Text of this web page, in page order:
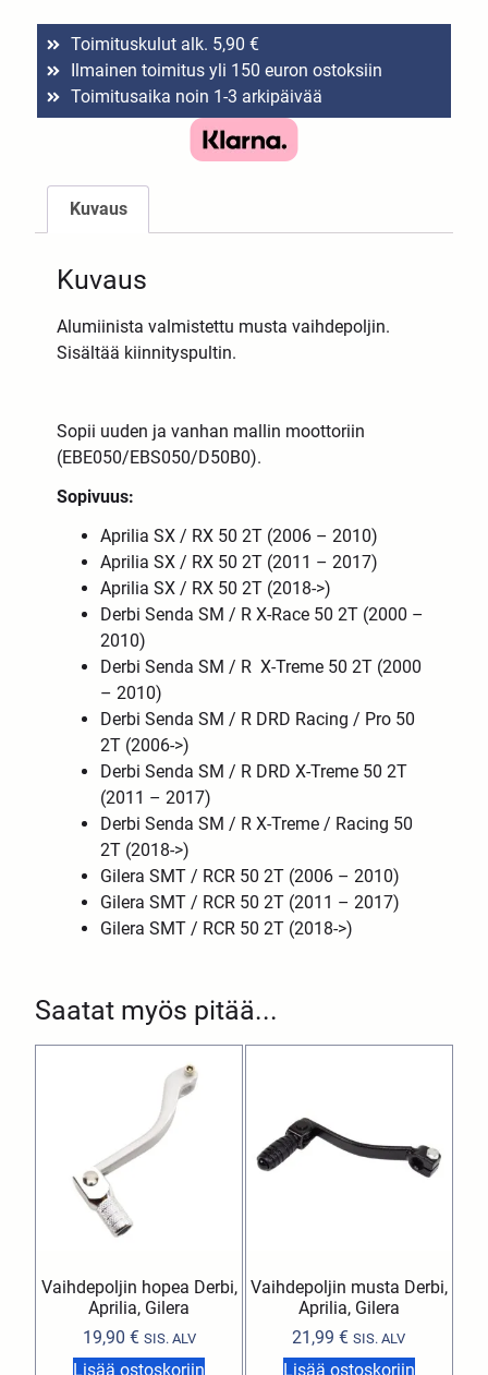
Toimituskulut alk. 5,90 €
Ilmainen toimitus yli 150 euron ostoksiin
Toimitusaika noin 1-3 arkipäivää
Saatat myös pitää...
Vaihdepoljin hopea Derbi,
Aprilia, Gilera
19,90 € SIS. ALV
Lisää ostoskoriin
Vaihdepoljin musta Derbi,
Aprilia, Gilera
21,99€ SIS. ALV
Lisää ostoskoriin
Kuvaus
Kuvaus
Alumiinista valmistettu musta vaihdepoljin.
Sisältää kiinnityspultin.
Sopii uuden ja vanhan mallin moottoriin
(EBE050/EBS050/D50B0).
Sopivuus:
Aprilia SX / RX 50 2T (2006 – 2010)
Aprilia SX / RX 50 2T (2011 – 2017)
Aprilia SX / RX 50 2T (2018->)
Derbi Senda SM / R X-Race 50 2T (2000 –
2010)
Derbi Senda SM / R X-Treme 50 2T (2000
– 2010)
Derbi Senda SM / R DRD Racing / Pro 50
2T (2006->)
Derbi Senda SM / R DRD X-Treme 50 2T
(2011 – 2017)
Derbi Senda SM / R X-Treme / Racing 50
2T (2018->)
Gilera SMT / RCR 50 2T (2006 – 2010)
Gilera SMT / RCR 50 2T (2011 – 2017)
Gilera SMT / RCR 50 2T (2018->)